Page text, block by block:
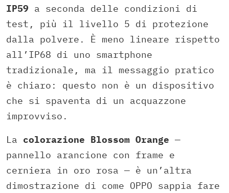
IP59 a seconda delle condizioni di
test, più il livello 5 di protezione
dalla polvere. È meno lineare rispetto
all’IP68 di uno smartphone
tradizionale, ma il messaggio pratico
è chiaro: questo non è un dispositivo
che si spaventa di un acquazzone
improvviso.
La colorazione Blossom Orange —
pannello arancione con frame e
cerniera in oro rosa — è un’altra
dimostrazione di come OPPO sappia fare